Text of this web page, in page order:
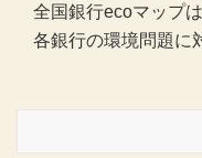
全国銀行ecoマップ
各銀行の環境問題に